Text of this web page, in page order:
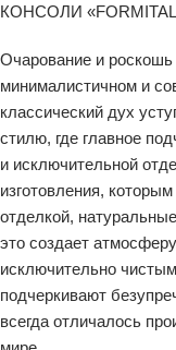
КОНСОЛИ
Очарование и
минималистичном и
классический дух
стилю, где главное
и исключительной
изготовления,
отделкой,
это создает
исключительно
подчеркивают
всегда отличалось